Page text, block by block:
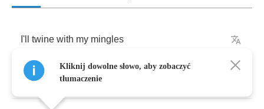
I'll twine with my mingles
And waving black hair
Kliknij dowolne słowo, aby zobaczyć
tłumaczenie